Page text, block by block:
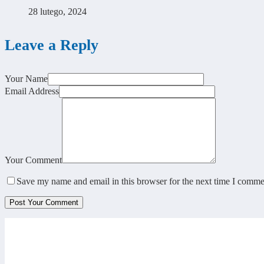
28 lutego, 2024
Leave a Reply
Your Name
Email Address
Your Comment
Save my name and email in this browser for the next time I